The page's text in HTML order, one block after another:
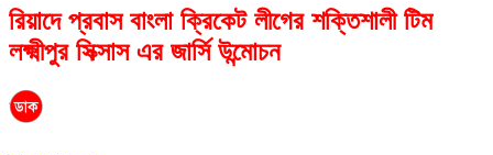
রিয়াদে প্রবাস বাংলা ক্রিকেট লীগের শক্তিশালী টিম
লক্ষ্মীপুর সিক্সাস এর জার্সি উন্মোচন